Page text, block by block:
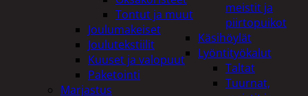
meistit ja
piirtopuikot
Käsihöylät
Lyöntityökalut
Taltat
Tuurnat,
Tontut ja muut
Joulumakeiset
Joulutekstiilit
Kuuset ja valopuut
Paketointi
Marjastus